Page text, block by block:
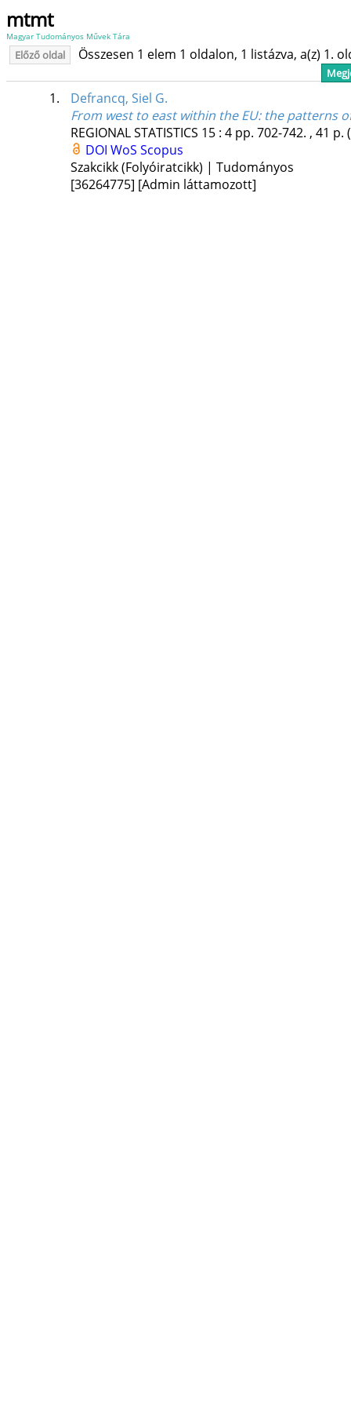
mtmt
Magyar Tudományos Művek Tára
Előző oldal Összesen 1 elem 1 oldalon, 1 listázva, a(z) 1.
1.
Defrancq, Siel G.
From west to east within the EU: the patterns
REGIONAL STATISTICS 15: 4 pp. 702-742. , 41 p.
DOI WoS Scopus
Szakcikk (Folyóiratcikk) | Tudományos
[36264775] [Admin láttamozott]